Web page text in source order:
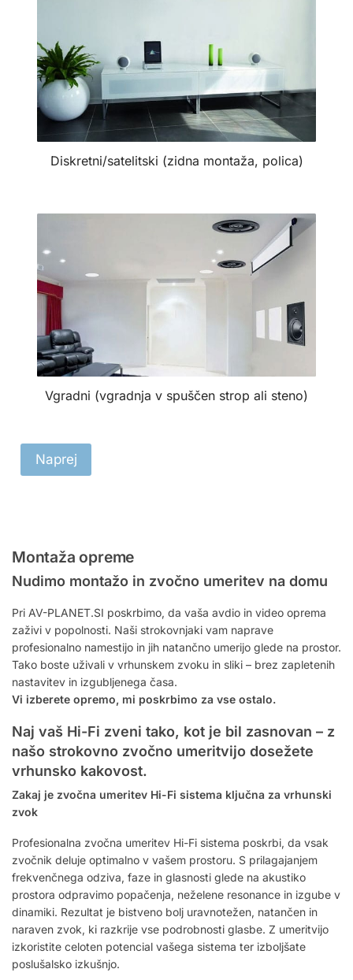
Diskretni/satelitski (zidna montaža, polica)
Vgradni (vgradnja v spuščen strop ali steno)
Naprej
Montaža opreme
Nudimo montažo in zvočno umeritev na domu
Pri AV-PLANET.SI poskrbimo, da vaša avdio in video oprema
zaživi v popolnosti. Naši strokovnjaki vam naprave
profesionalno namestijo in jih natančno umerijo glede na prostor.
Tako boste uživali v vrhunskem zvoku in sliki – brez zapletenih
nastavitev in izgubljenega časa.
Vi izberete opremo, mi poskrbimo za vse ostalo.
Naj vaš Hi-Fi zveni tako, kot je bil zasnovan – z
našo strokovno zvočno umeritvijo dosežete
vrhunsko kakovost.
Zakaj je zvočna umeritev Hi-Fi sistema ključna za vrhunski
zvok
Profesionalna zvočna umeritev Hi-Fi sistema poskrbi, da vsak
zvočnik deluje optimalno v vašem prostoru. S prilagajanjem
frekvenčnega odziva, faze in glasnosti glede na akustiko
prostora odpravimo popačenja, neželene resonance in izgube v
dinamiki. Rezultat je bistveno bolj uravnotežen, natančen in
naraven zvok, ki razkrije vse podrobnosti glasbe. Z umeritvijo
izkoristite celoten potencial vašega sistema ter izboljšate
poslušalsko izkušnjo.